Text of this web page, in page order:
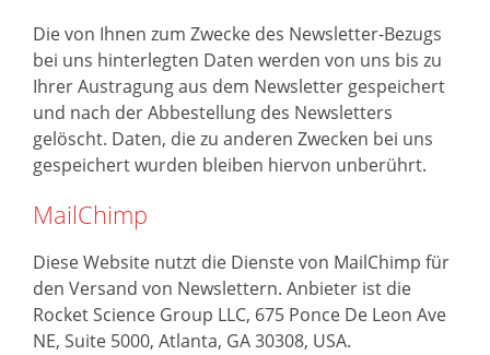
Die von Ihnen zum Zwecke des Newsletter-Bezugs
bei uns hinterlegten Daten werden von uns bis zu
Ihrer Austragung aus dem Newsletter gespeichert
und nach der Abbestellung des Newsletters
gelöscht. Daten, die zu anderen Zwecken bei uns
gespeichert wurden bleiben hiervon unberührt.
MailChimp
Diese Website nutzt die Dienste von MailChimp für
den Versand von Newslettern. Anbieter ist die
Rocket Science Group LLC, 675 Ponce De Leon Ave
NE, Suite 5000, Atlanta, GA 30308, USA.